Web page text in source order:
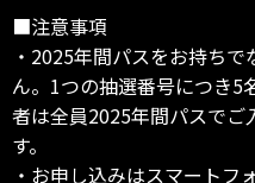
■注意事項
・2025年間パスをお持ち
ん。1つの抽選番号につき5
者は全員2025年間パスでご
す。
・お申し込みはスマートフ